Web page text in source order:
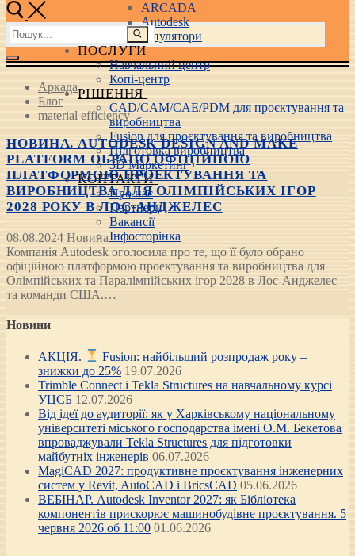
ARCADA
Autodesk
3D маніпулятори
ПОСЛУГИ
Навчальний центр
Копі-центр
РІШЕННЯ
CAD/CAM/CAE/PDM для проєктування та
виробництва
Fusion для проєктування та виробництва
Підготовка виробництва
3D Маркетинг
КОНТАКТИ
Про нас
Партнери
Вакансії
Інфосторінка
Пошук:
Аркада
Блог
material efficiency
НОВИНА. AUTODESK DESIGN AND MAKE
PLATFORM ОБРАНО ОФІЦІЙНОЮ
ПЛАТФОРМОЮ ПРОЕКТУВАННЯ ТА
ВИРОБНИЦТВА ДЛЯ ОЛІМПІЙСЬКИХ ІГОР
2028 РОКУ В ЛОС-АНДЖЕЛЕС
08.08.2024 Новина
Компанія Autodesk оголосила про те, що її було обрано
офіційною платформою проектування та виробництва для
Олімпійських та Паралімпійських ігор 2028 в Лос-Анджелес
та команди США.…
Новини
АКЦІЯ.
Fusion: найбільший розпродаж року –
знижки до 25% 19.07.2026
Trimble Connect і Tekla Structures на навчальному курсі
УЦСБ 12.07.2026
Від ідеї до аудиторії: як у Харківському національному
університеті міського господарства імені О.М. Бекетова
впроваджували Tekla Structures для підготовки
майбутніх інженерів 06.07.2026
MagiCAD 2027: продуктивне проєктування інженерних
систем у Revit, AutoCAD і BricsCAD 05.06.2026
ВЕБІНАР. Autodesk Inventor 2027: як Бібліотека
компонентів прискорює машинобудівне проєктування. 5
червня 2026 об 11:00 01.06.2026